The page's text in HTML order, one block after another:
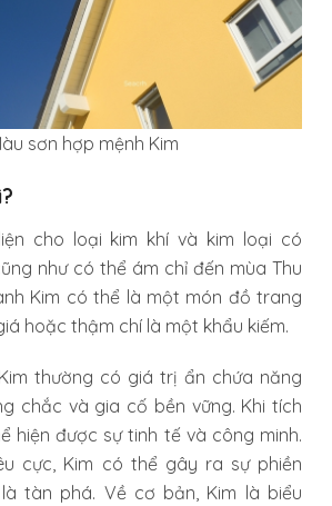
sơn hợp mệnh Kim
cho loại kim khí và kim loại có
như có thể ám chỉ đến mùa Thu
Kim có thể là một món đồ trang
hoặc thậm chí là một khẩu kiếm.
thường có giá trị ẩn chứa năng
chắc và gia cố bền vững. Khi tích
hiện được sự tinh tế và công minh.
cực, Kim có thể gây ra sự phiền
tàn phá. Về cơ bản, Kim là biểu